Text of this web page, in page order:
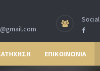
Social
ΕΠΙΚΟΙΝΩΝΙΑ